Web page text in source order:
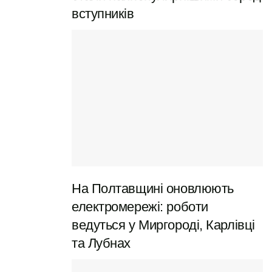
навколо якої знаходяться будівлі в стилі класицизму
XIX століття. В центрі площі височіє Монумент Слави,
вступників
На Полтавщині оновлюють
електромережі: роботи
ведуться у Миргороді, Карлівці
та Лубнах